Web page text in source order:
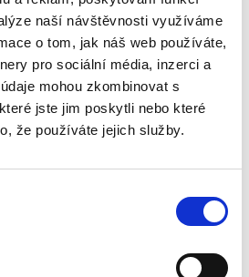
naší návštěvnosti využíváme
o tom, jak náš web používáte,
pro sociální média, inzerci a
mohou zkombinovat s
jste jim poskytli nebo které
že používáte jejich služby.
uceleným způsobem
podpory, které je, přes
pro právní i ekonomickou
české odborné literatuře jen